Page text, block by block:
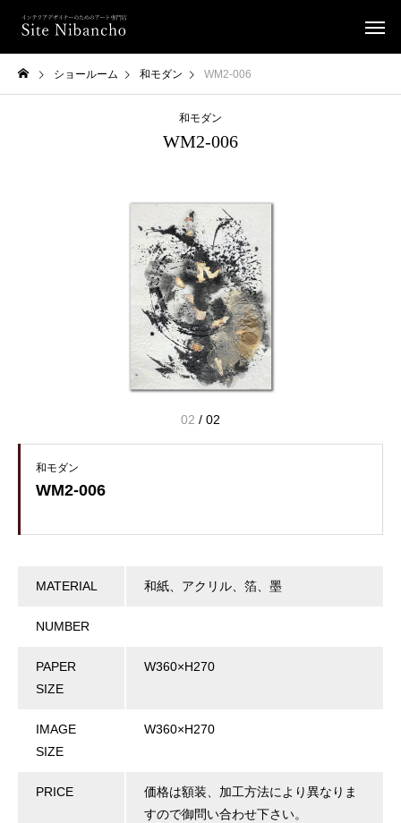
ショールーム 和モダン WM2-006
和モダン
WM2-006
02 / 02
和モダン
WM2-006
MATERIAL 和紙、アクリル、箔、墨
NUMBER
PAPER
SIZE
W360×H270
IMAGE
SIZE
W360×H270
PRICE
価格は額装、加工方法により異なりま
すので御問い合わせ下さい。